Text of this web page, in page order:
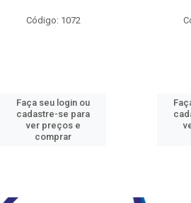
Código: 1072
Faça seu login ou
cadastre-se para
ver preços e
comprar